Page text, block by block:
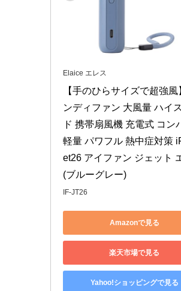
Elaice エレス
【手のひらサイズで超強風
ンディファン 大風量 ハイ
ド 携帯扇風機 充電式 コン
軽量 パワフル 熱中症対策
et26 アイファン ジェット
(ブルーグレー)
IF-JT26
Amazonで見る
楽天市場で見る
Yahoo!ショッピングで見る